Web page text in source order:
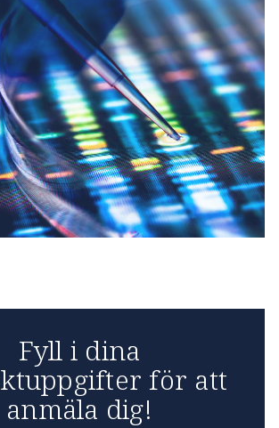
Fyll i dina
för att
anmäla dig!